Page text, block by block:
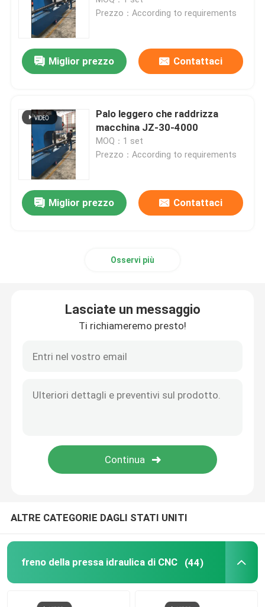
Freno in tandem della stampa di CNC
Macchina di palo leggero
Tagliatrice della porta di palo leggero
Highmast e macchina unipolare della saldatura
tagliare a machine lunghezza
Tagliatrice della conicità
macchina di taglio idraulica
CNC macchina di taglio al plasma
Bobina d'acciaio che fende linea
Saldatrice robot
Prezzo：According to requirements
Miglior prezzo Contattaci
Palo leggero che raddrizza
macchina JZ-30-4000
MOQ：1 set
Prezzo：According to requirements
Miglior prezzo Contattaci
Osservi più
Lasciate un messaggio
Ti richiameremo presto!
ALTRE CATEGORIE DAGLI STATI UNITI
freno della pressa idraulica di CNC (44)